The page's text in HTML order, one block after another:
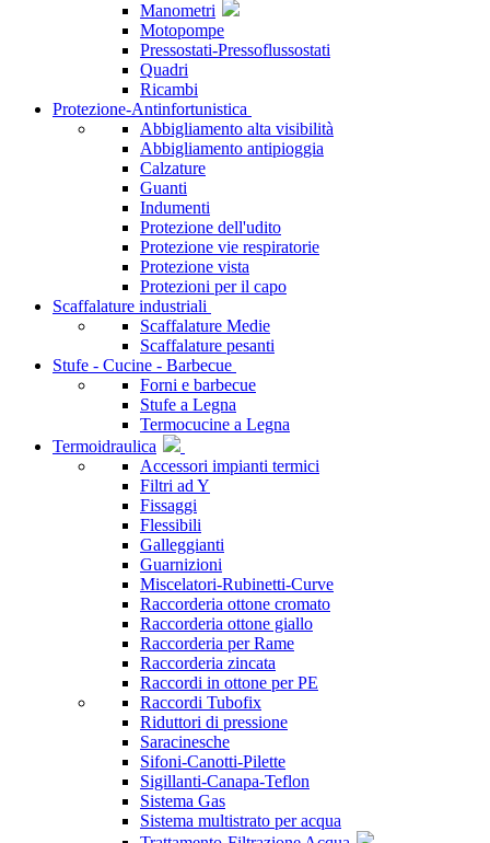
Manometri
Motopompe
Pressostati-Pressoflussostati
Quadri
Ricambi
Protezione-Antinfortunistica
Abbigliamento alta visibilità
Abbigliamento antipioggia
Calzature
Guanti
Indumenti
Protezione dell'udito
Protezione vie respiratorie
Protezione vista
Protezioni per il capo
Scaffalature industriali
Scaffalature Medie
Scaffalature pesanti
Stufe - Cucine - Barbecue
Forni e barbecue
Stufe a Legna
Termocucine a Legna
Termoidraulica
Accessori impianti termici
Filtri ad Y
Fissaggi
Flessibili
Galleggianti
Guarnizioni
Miscelatori-Rubinetti-Curve
Raccorderia ottone cromato
Raccorderia ottone giallo
Raccorderia per Rame
Raccorderia zincata
Raccordi in ottone per PE
Raccordi Tubofix
Riduttori di pressione
Saracinesche
Sifoni-Canotti-Pilette
Sigillanti-Canapa-Teflon
Sistema Gas
Sistema multistrato per acqua